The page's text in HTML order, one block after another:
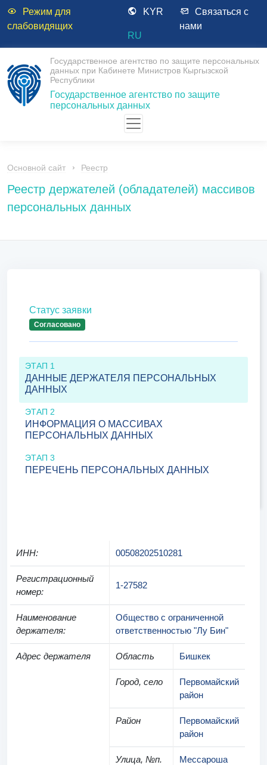
Режим для
слабовидящих
KYR
RU
Связаться с
нами
Государственное агентство по защите персональных
данных при Кабинете Министров Кыргызской
Республики
Государственное агентство по защите
персональных данных
Основной сайт Реестр
Реестр держателей (обладателей) массивов
персональных данных
Статус заявки
Согласовано
ЭТАП 1
ДАННЫЕ ДЕРЖАТЕЛЯ ПЕРСОНАЛЬНЫХ
ДАННЫХ
ЭТАП 2
ИНФОРМАЦИЯ О МАССИВАХ
ПЕРСОНАЛЬНЫХ ДАННЫХ
ЭТАП 3
ПЕРЕЧЕНЬ ПЕРСОНАЛЬНЫХ ДАННЫХ
ИНН: 00508202510281
Регистрационный
номер:
1-27582
Наименование
держателя:
Общество с ограниченной
ответственностью "Лу Бин"
Адрес держателя Область Бишкек
Город, село
Первомайский
район
Район
Первомайский
район
Улица, №п.
Мессароша